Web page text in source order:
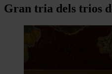
Gran tria dels trios